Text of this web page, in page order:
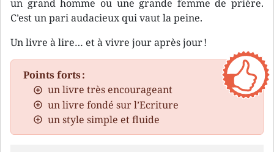
un grand homme ou une grande femme de prière.
C’est un pari audacieux qui vaut la peine.
Un livre à lire… et à vivre jour après jour !
Points forts :
un livre très encourageant
un livre fondé sur l’Ecriture
un style simple et fluide